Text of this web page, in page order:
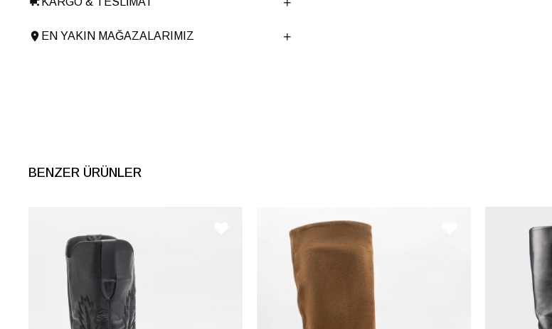
Ürün Cinsi
Orta Topuk
Menşei
EN YAKIN MAĞAZALARIMIZ
BENZER ÜRÜNLER